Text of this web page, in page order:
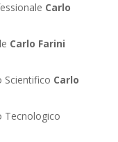
Carlo
Carlo Farini
Scientifico Carlo
Tecnologico